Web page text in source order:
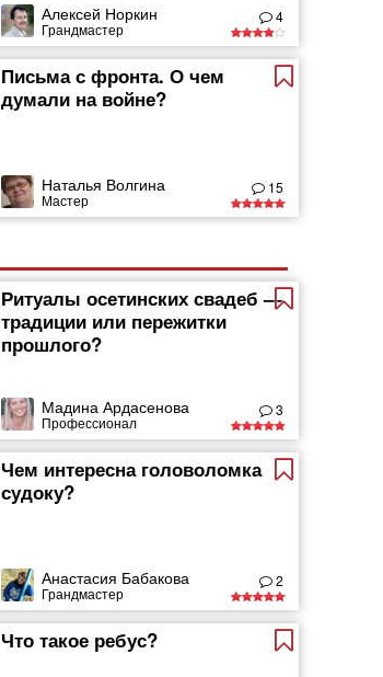
Алексей Норкин
Грандмастер
4
Письма с фронта. О чем
думали на войне?
Наталья Волгина
Мастер
15
Ритуалы осетинских свадеб —
традиции или пережитки
прошлого?
Мадина Ардасенова
Профессионал
3
Чем интересна головоломка
судоку?
Анастасия Бабакова
Грандмастер
2
Что такое ребус?